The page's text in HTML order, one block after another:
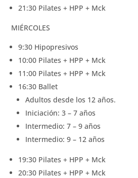
21:30 Pilates + HPP + Mck
MIÉRCOLES
9:30 Hipopresivos
10:00 Pilates + HPP + Mck
11:00 Pilates + HPP + Mck
16:30 Ballet
Adultos desde los 12 años.
Iniciación: 3 – 7 años
Intermedio: 7 – 9 años
Intermedio: 9 – 12 años
19:30 Pilates + HPP + Mck
20:30 Pilates + HPP + Mck